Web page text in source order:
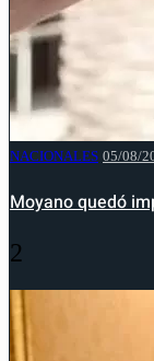
NACIONALES 05/08/
Moyano quedó
2